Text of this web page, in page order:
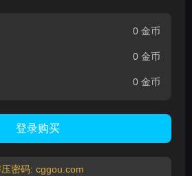
0 金币
0 金币
0 金币
登录购买
密码: cggou.com